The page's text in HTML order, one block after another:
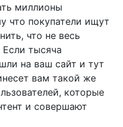
миллионы
что покупатели ищут
что не весь
тысяча
на ваш сайт и тут
вам такой же
которые
и совершают